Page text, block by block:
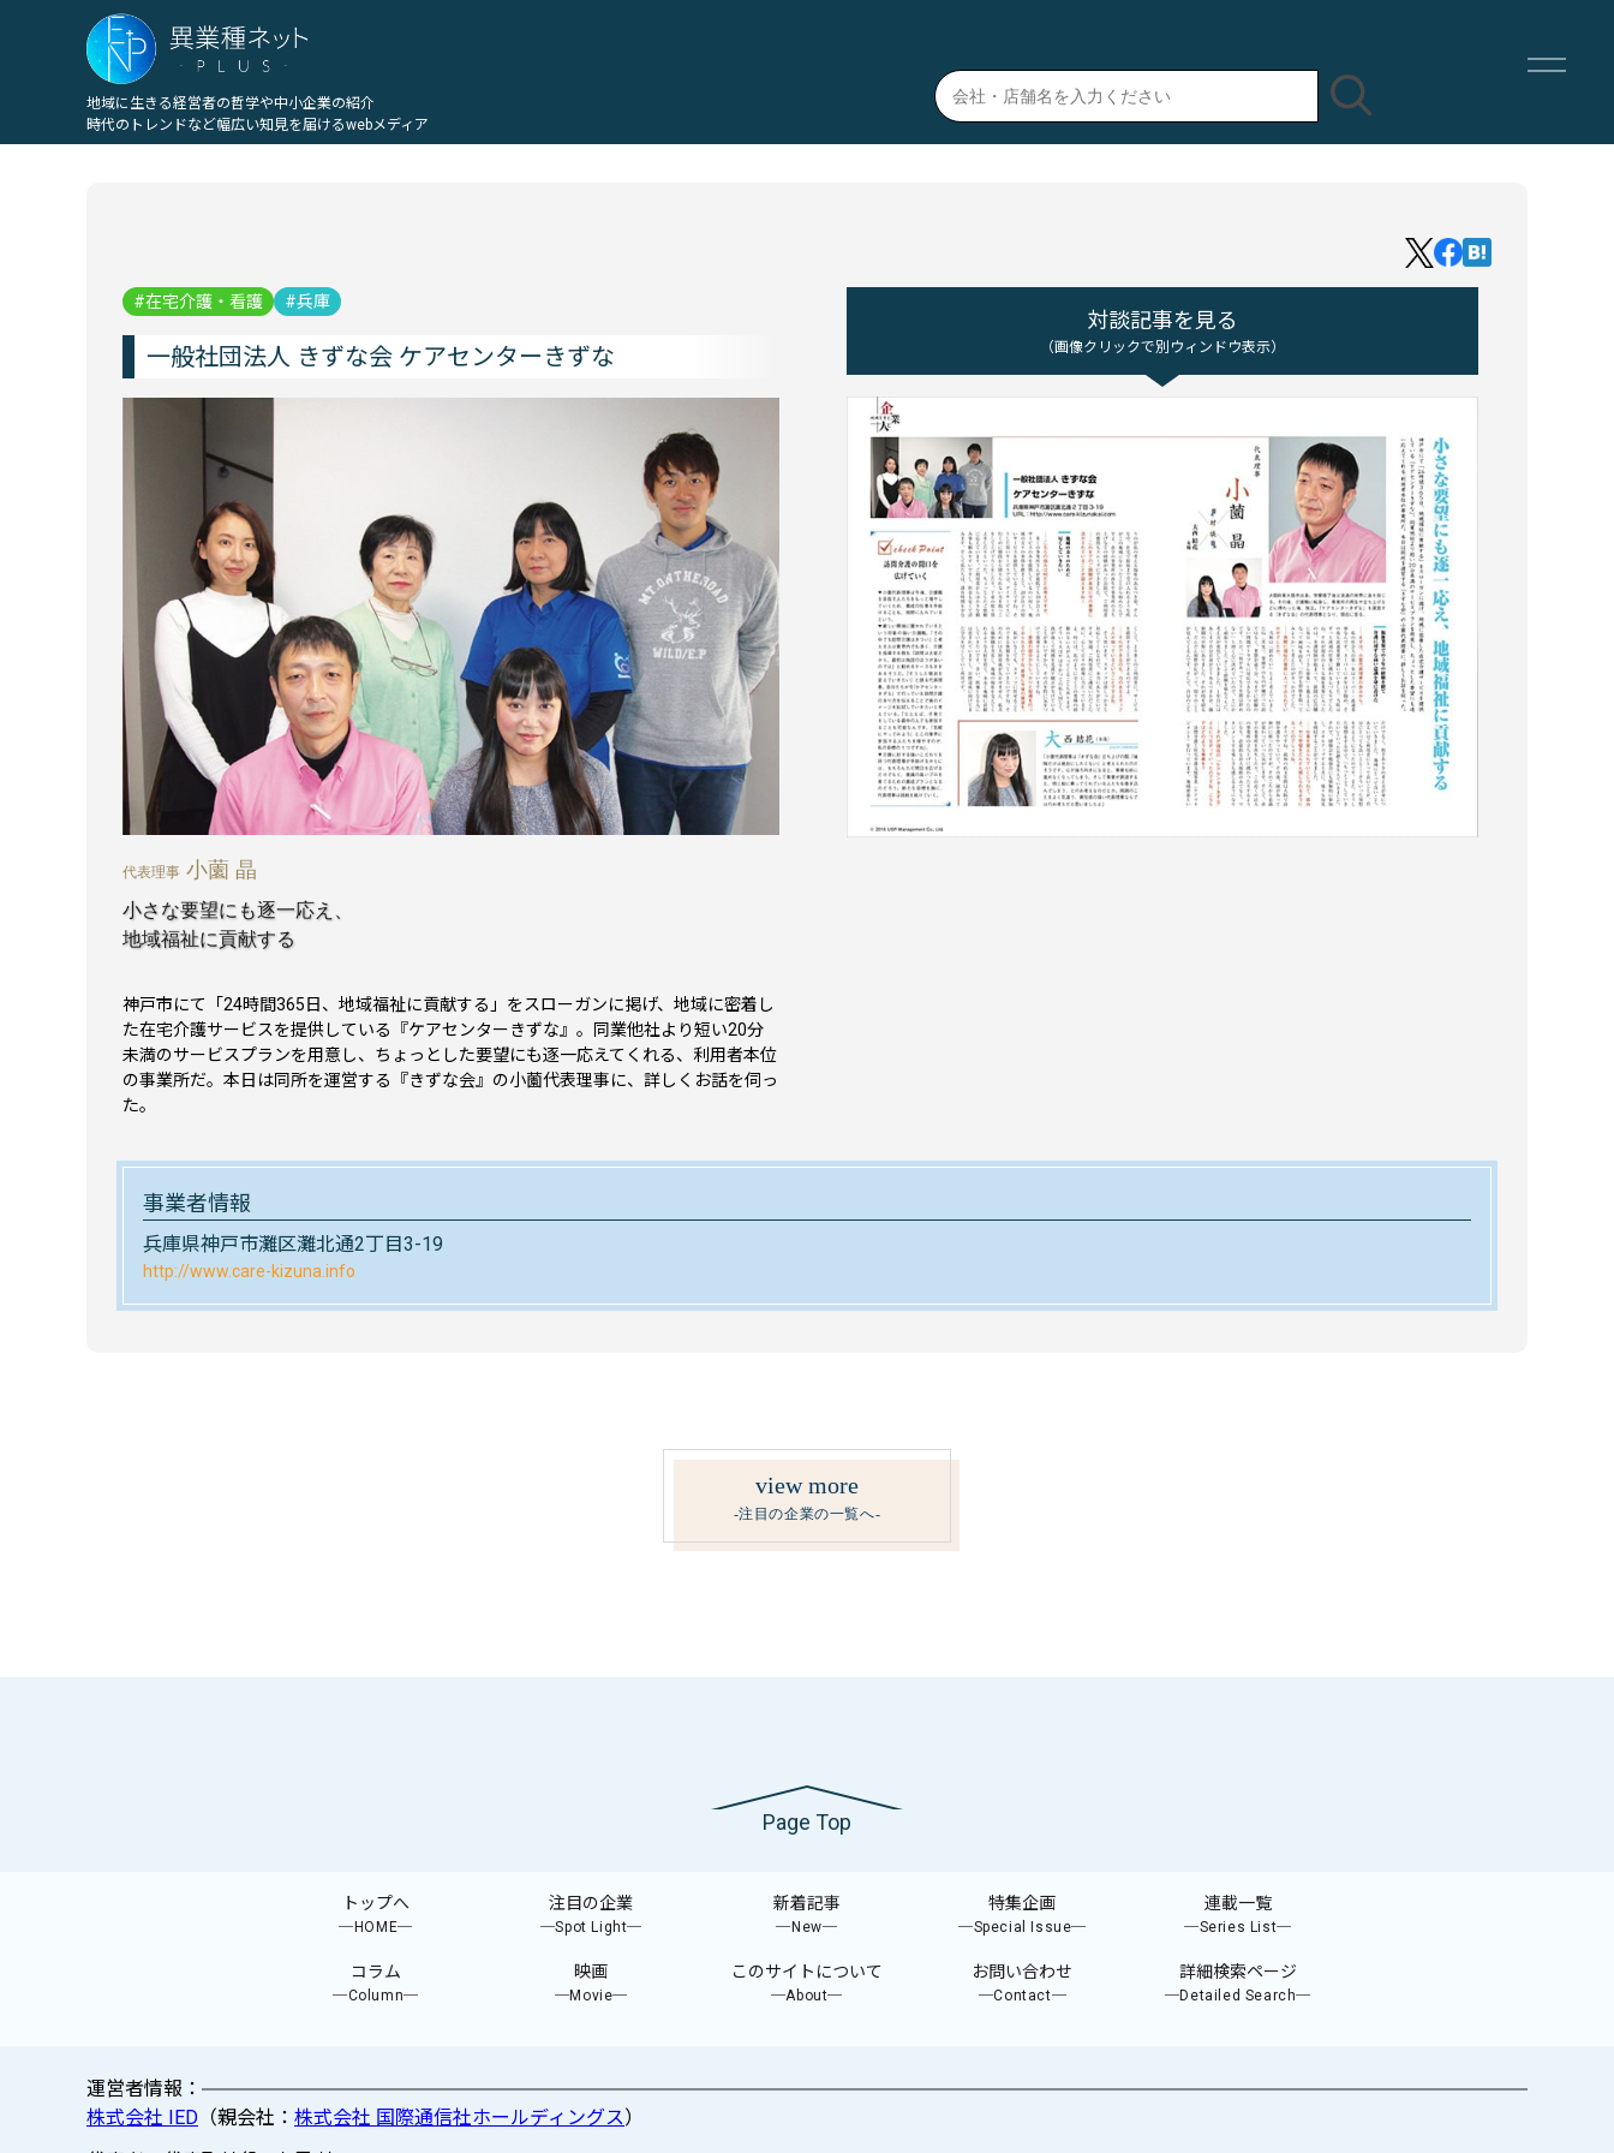
地域に生きる経営者の哲学や中小企業の紹介
時代のトレンドなど幅広い知見を届けるwebメディア
在宅介護・看護 兵庫
一般社団法人 きずな会 ケアセンターきずな
代表理事 小薗 晶
小さな要望にも逐一応え、
地域福祉に貢献する
神戸市にて「24時間365日、地域福祉に貢献する」をスローガンに掲げ、地域に密着し
た在宅介護サービスを提供している『ケアセンターきずな』。同業他社より短い20分
未満のサービスプランを用意し、ちょっとした要望にも逐一応えてくれる、利用者本位
の事業所だ。本日は同所を運営する『きずな会』の小薗代表理事に、詳しくお話を伺っ
た。
対談記事を見る
（画像クリックで別ウィンドウ表示）
事業者情報
兵庫県神戸市灘区灘北通2丁目3-19
http://www.care-kizuna.info
view more
-注目の企業の一覧へ-
Page Top
トップへ
─HOME─
注目の企業
─Spot Light─
新着記事
─New─
特集企画
─Special Issue─
連載一覧
─Series List─
コラム
─Column─
映画
─Movie─
このサイトについて
─About─
お問い合わせ
─Contact─
詳細検索ページ
─Detailed Search─
運営者情報：
株式会社 IED （親会社： 株式会社 国際通信社ホールディングス）